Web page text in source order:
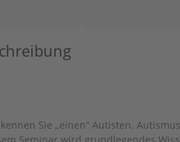
Sie „einen“ Autisten.